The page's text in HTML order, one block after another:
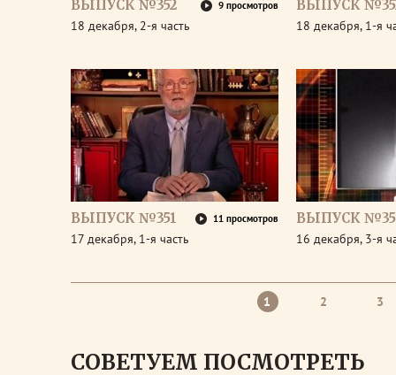
ВЫПУСК №352 9 просмотров
18 декабря, 2-я часть
ВЫПУСК
18 декабря, 1-я
ВЫПУСК №351 11 просмотров
17 декабря, 1-я часть
ВЫПУСК
16 декабря, 3-я
1 2 3
СОВЕТУЕМ ПОСМОТРЕТЬ